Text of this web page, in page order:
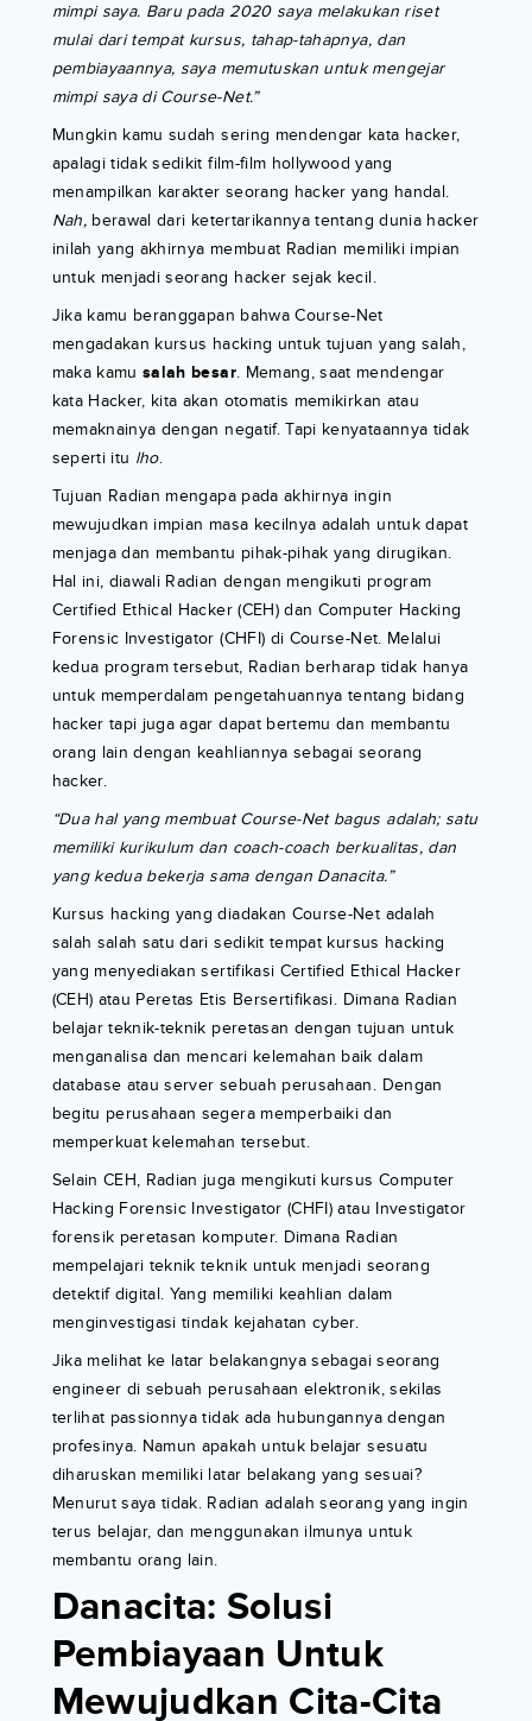
mimpi saya. Baru pada 2020 saya melakukan riset
mulai dari tempat kursus, tahap-tahapnya, dan
pembiayaannya, saya memutuskan untuk mengejar
mimpi saya di Course-Net.”
Mungkin kamu sudah sering mendengar kata hacker,
apalagi tidak sedikit film-film hollywood yang
menampilkan karakter seorang hacker yang handal.
Nah,berawal dari ketertarikannya tentang dunia hacker
inilah yang akhirnya membuat Radian memiliki impian
untuk menjadi seorang hacker sejak kecil.
Jika kamu beranggapan bahwa Course-Net
mengadakan kursus hacking untuk tujuan yang salah,
maka kamu salah besar. Memang, saat mendengar
kata Hacker, kita akan otomatis memikirkan atau
memaknainya dengan negatif. Tapi kenyataannya tidak
seperti itu lho.
Tujuan Radian mengapa pada akhirnya ingin
mewujudkan impian masa kecilnya adalah untuk dapat
menjaga dan membantu pihak-pihak yang dirugikan.
Hal ini, diawali Radian dengan mengikuti program
Certified Ethical Hacker (CEH) dan Computer Hacking
Forensic Investigator (CHFI) di Course-Net. Melalui
kedua program tersebut, Radian berharap tidak hanya
untuk memperdalam pengetahuannya tentang bidang
hacker tapi juga agar dapat bertemu dan membantu
orang lain dengan keahliannya sebagai seorang
hacker.
“Dua hal yang membuat Course-Net bagus adalah; satu
memiliki kurikulum dan coach-coach berkualitas, dan
yang kedua bekerja sama dengan Danacita.”
Kursus hacking yang diadakan Course-Net adalah
salah salah satu dari sedikit tempat kursus hacking
yang menyediakan sertifikasi Certified Ethical Hacker
(CEH) atau Peretas Etis Bersertifikasi. Dimana Radian
belajar teknik-teknik peretasan dengan tujuan untuk
menganalisa dan mencari kelemahan baik dalam
database atau server sebuah perusahaan. Dengan
begitu perusahaan segera memperbaiki dan
memperkuat kelemahan tersebut.
Selain CEH, Radian juga mengikuti kursus Computer
Hacking Forensic Investigator (CHFI) atau Investigator
forensik peretasan komputer. Dimana Radian
mempelajari teknik teknik untuk menjadi seorang
detektif digital. Yang memiliki keahlian dalam
menginvestigasi tindak kejahatan cyber.
Jika melihat ke latar belakangnya sebagai seorang
engineer di sebuah perusahaan elektronik, sekilas
terlihat passionnya tidak ada hubungannya dengan
profesinya. Namun apakah untuk belajar sesuatu
diharuskan memiliki latar belakang yang sesuai?
Menurut saya tidak. Radian adalah seorang yang ingin
terus belajar, dan menggunakan ilmunya untuk
membantu orang lain.
Danacita: Solusi
Pembiayaan Untuk
Mewujudkan Cita-Cita